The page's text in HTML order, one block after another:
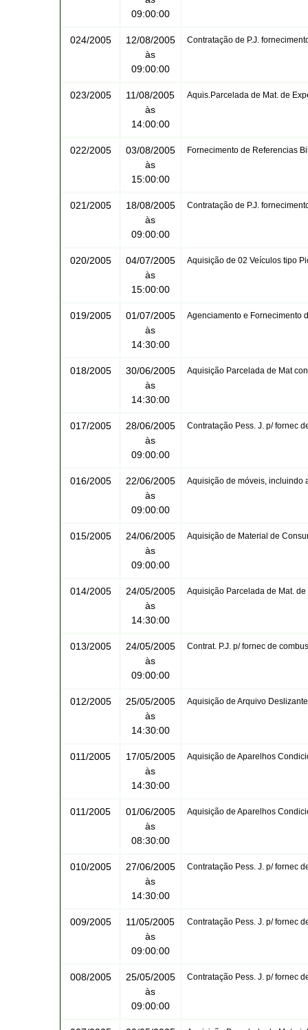
09:00:00
024/2005
12/08/2005
às
09:00:00
Contratação de P.J.
023/2005
11/08/2005
às
14:00:00
Aquis.Parcelada de Mat. de
022/2005
03/08/2005
às
15:00:00
Fornecimento de Referencias
021/2005
18/08/2005
às
09:00:00
Contratação de P.J.
020/2005
04/07/2005
às
15:00:00
Aquisição de 02 Veículos tipo
019/2005
01/07/2005
às
14:30:00
Agenciamento e Fornecimento
018/2005
30/06/2005
às
14:30:00
Aquisição Parcelada de Mat
017/2005
28/06/2005
às
09:00:00
Contratação Pess. J. p/ fornec
016/2005
22/06/2005
às
09:00:00
Aquisição de móveis, incluindo
015/2005
24/06/2005
às
09:00:00
Aquisição de Material de
014/2005
24/05/2005
às
14:30:00
Aquisição Parcelada de Mat.
013/2005
24/05/2005
às
09:00:00
Contrat. P.J. p/ fornec de
012/2005
25/05/2005
às
14:30:00
Aquisição de Arquivo
011/2005
17/05/2005
às
14:30:00
Aquisição de Aparelhos
011/2005
01/06/2005
às
08:30:00
Aquisição de Aparelhos
010/2005
27/06/2005
às
14:30:00
Contratação Pess. J. p/ fornec
009/2005
11/05/2005
às
09:00:00
Contratação Pess. J. p/ fornec
008/2005
25/05/2005
às
09:00:00
Contratação Pess. J. p/ fornec